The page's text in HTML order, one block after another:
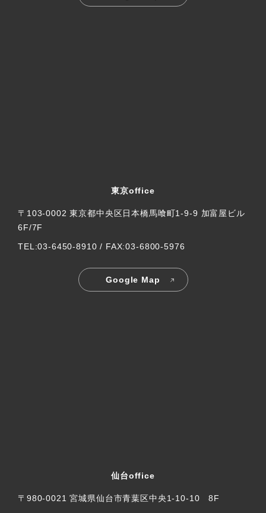
東京office
〒103-0002 東京都中央区日本橋馬喰町1-9-9 加富屋ビル
6F/7F
TEL:03-6450-8910 / FAX:03-6800-5976
Google Map
仙台office
〒980-0021 宮城県仙台市青葉区中央1-10-10 8F